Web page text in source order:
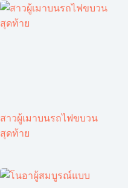
สาวผู้เมาบนรถไฟขบวน
สุดท้าย